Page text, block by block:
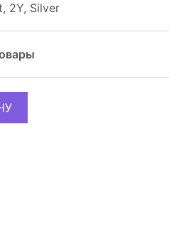
2Y, Silver